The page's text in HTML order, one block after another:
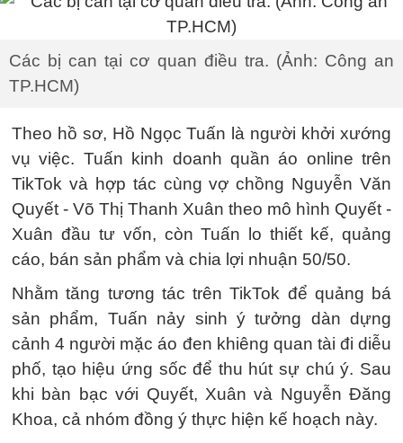
Các bị can tại cơ quan điều tra. (Ảnh: Công an
TP.HCM)
Theo hồ sơ, Hồ Ngọc Tuấn là người khởi xướng
vụ việc. Tuấn kinh doanh quần áo online trên
TikTok và hợp tác cùng vợ chồng Nguyễn Văn
Quyết - Võ Thị Thanh Xuân theo mô hình Quyết -
Xuân đầu tư vốn, còn Tuấn lo thiết kế, quảng
cáo, bán sản phẩm và chia lợi nhuận 50/50.
Nhằm tăng tương tác trên TikTok để quảng bá
sản phẩm, Tuấn nảy sinh ý tưởng dàn dựng
cảnh 4 người mặc áo đen khiêng quan tài đi diễu
phố, tạo hiệu ứng sốc để thu hút sự chú ý. Sau
khi bàn bạc với Quyết, Xuân và Nguyễn Đăng
Khoa, cả nhóm đồng ý thực hiện kế hoạch này.